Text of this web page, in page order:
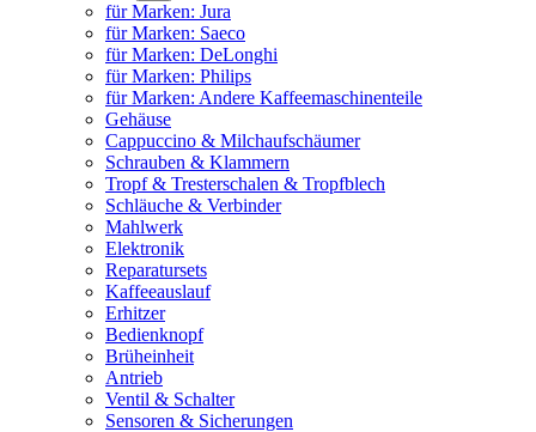
für Marken: Jura
für Marken: Saeco
für Marken: DeLonghi
für Marken: Philips
für Marken: Andere Kaffeemaschinenteile
Gehäuse
Cappuccino & Milchaufschäumer
Schrauben & Klammern
Tropf & Tresterschalen & Tropfblech
Schläuche & Verbinder
Mahlwerk
Elektronik
Reparatursets
Kaffeeauslauf
Erhitzer
Bedienknopf
Brüheinheit
Antrieb
Ventil & Schalter
Sensoren & Sicherungen